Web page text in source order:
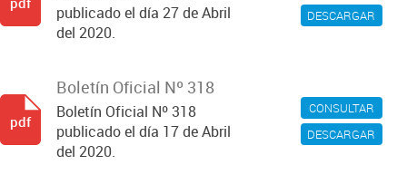
DESCARGAR
publicado el día 27 de Abril
del 2020.
CONSULTAR
DESCARGAR
Boletín Oficial Nº 318
Boletín Oficial Nº 318
publicado el día 17 de Abril
del 2020.
pdf